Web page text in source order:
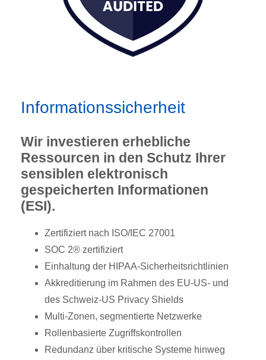
Informationssicherheit
Wir investieren erhebliche
Ressourcen in den Schutz Ihrer
sensiblen elektronisch
gespeicherten Informationen
(ESI).
Zertifiziert nach ISO/IEC 27001
SOC 2® zertifiziert
Einhaltung der HIPAA-Sicherheitsrichtlinien
Akkreditierung im Rahmen des EU-US- und
des Schweiz-US Privacy Shields
Multi-Zonen, segmentierte Netzwerke
Rollenbasierte Zugriffskontrollen
Redundanz über kritische Systeme hinweg